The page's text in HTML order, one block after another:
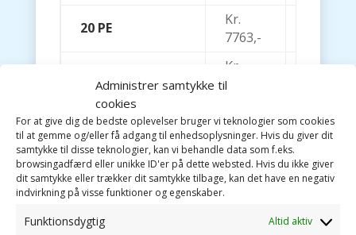
Administrer samtykke til
cookies
For at give dig de bedste oplevelser bruger vi teknologier som cookies
til at gemme og/eller få adgang til enhedsoplysninger. Hvis du giver dit
samtykke til disse teknologier, kan vi behandle data som f.eks.
browsingadfærd eller unikke ID'er på dette websted. Hvis du ikke giver
dit samtykke eller trækker dit samtykke tilbage, kan det have en negativ
indvirkning på visse funktioner og egenskaber.
Funktionsdygtig Altid aktiv
20 PE
Kr.
7763,-
Kr.
7763,-
30 PE
Kr.
8246,-
Kr.